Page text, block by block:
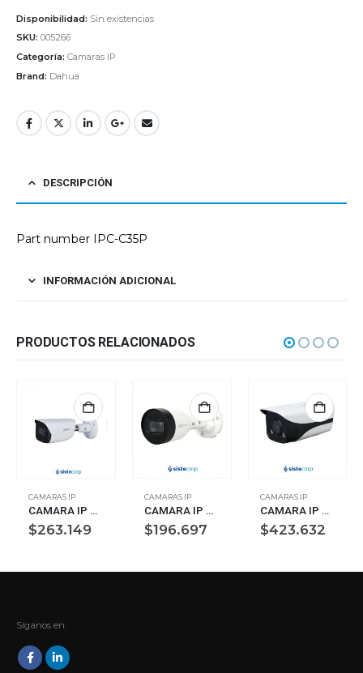
Disponibilidad: Sin existencias
SKU: 005266
Categoría: Camaras IP
Brand: Dahua
DESCRIPCIÓN
Part number IPC-C35P
INFORMACIÓN ADICIONAL
PRODUCTOS RELACIONADOS
CAMARAS IP
CAMARA IP DAHUA BULLET 2MP 2.8MM IR50MTS AUDIO STARLIGHT
$263.149
CAMARAS IP
CAMARA IP DAHUA BULLET 4MP 2.8MM IR20 H265+ (HFW1431S1P-0280B-S6)
$196.697
CAMARAS IP
CAMARA IP BULLET 4MP IVS MIC INCORPORADO ALARM+AUDIO IN/OUT LED 40M DAHUA (IPC-HFW2439MP-AS-LED-B-0360B-S2)
$423.632
Síganos en: